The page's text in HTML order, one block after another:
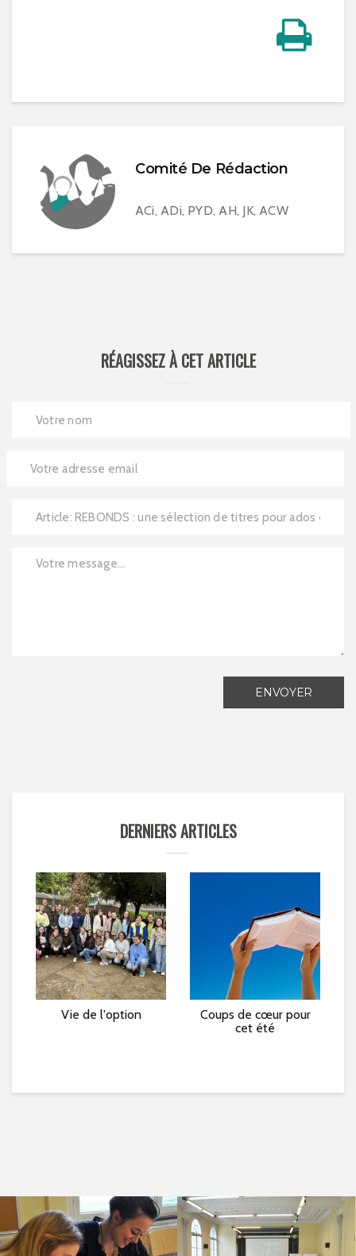
Comité De Rédaction
ACi, ADi, PYD, AH, JK, ACW
RÉAGISSEZ À CET ARTICLE
ENVOYER
DERNIERS ARTICLES
Vie de l'option
Coups de cœur pour
cet été